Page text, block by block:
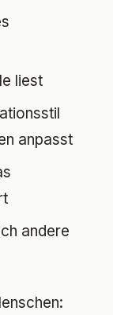
liest
anpasst
andere